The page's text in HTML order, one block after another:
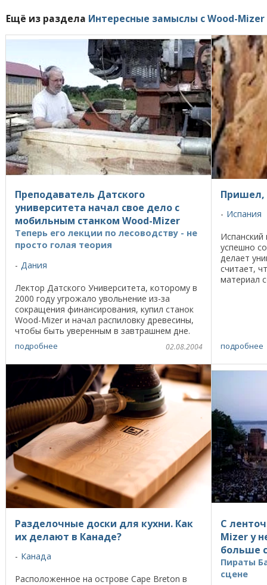
Ещё из раздела Интересные замыслы с Wood-Mizer
Преподаватель Датского
университета начал свое дело с
мобильным станком Wood-Mizer
Теперь его лекции по лесоводству - не
просто голая теория
Дания
Лектор Датского Университета, которому в
2000 году угрожало увольнение из-за
сокращения финансирования, купил станок
Wood-Mizer и начал распиловку древесины,
чтобы быть уверенным в завтрашнем дне.
Четыре года спустя он все еще преподает
лесоведение ...
подробнее 02.08.2004
Пришел,
Испания
успешно
делает
считает,
материал
подробнее
Разделочные доски для кухни. Как
их делают в Канаде?
Канада
Расположенное на острове Cape Breton в
С
Mizer у
больше
Пираты
сцене